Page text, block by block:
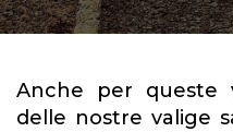
Anche per queste
delle nostre valige